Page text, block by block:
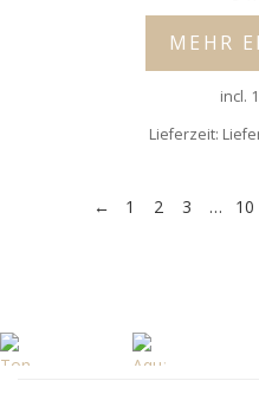
MEHR
incl.
Lieferzeit:
← 1 2 3 … 10